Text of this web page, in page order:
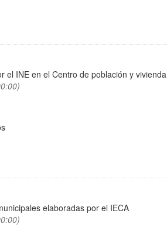
el INE en el Centro de población y vivienda
elaboradas por el IECA